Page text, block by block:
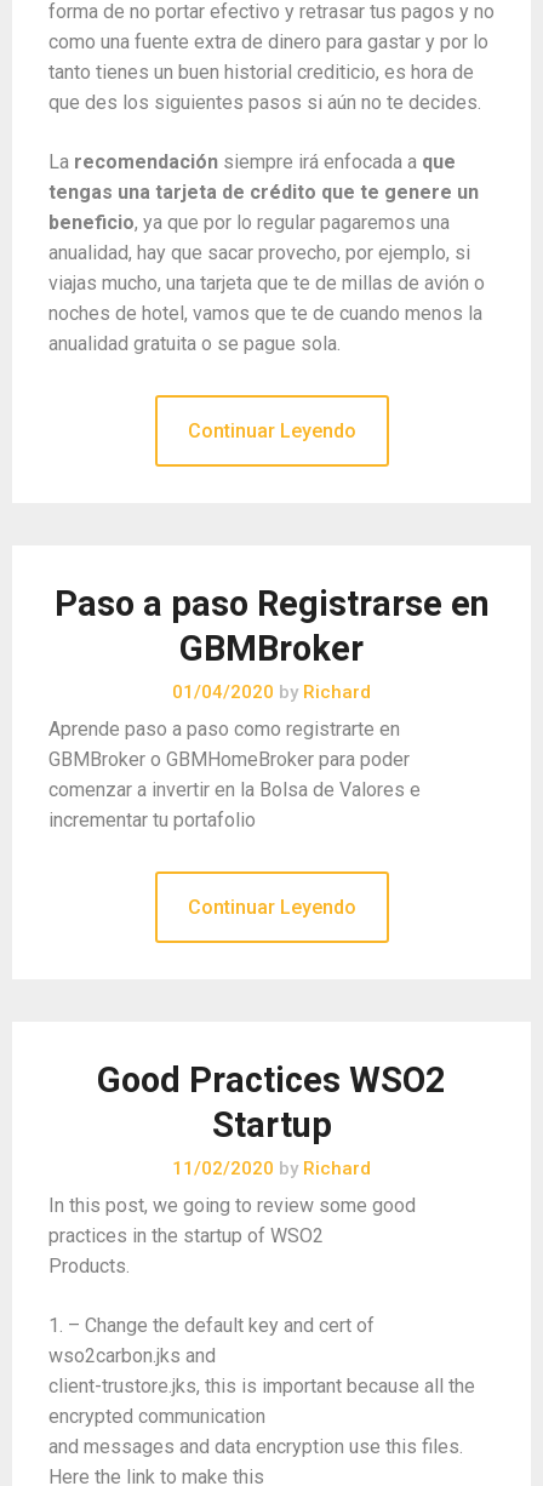
forma de no portar efectivo y retrasar tus pagos y no
como una fuente extra de dinero para gastar y por lo
tanto tienes un buen historial crediticio, es hora de
que des los siguientes pasos si aún no te decides.
La recomendación siempre irá enfocada a que
tengas una tarjeta de crédito que te genere un
beneficio, ya que por lo regular pagaremos una
anualidad, hay que sacar provecho, por ejemplo, si
viajas mucho, una tarjeta que te de millas de avión o
noches de hotel, vamos que te de cuando menos la
anualidad gratuita o se pague sola.
Continuar Leyendo
Paso a paso Registrarse en
GBMBroker
01/04/2020 by Richard
Aprende paso a paso como registrarte en
GBMBroker o GBMHomeBroker para poder
comenzar a invertir en la Bolsa de Valores e
incrementar tu portafolio
Continuar Leyendo
Good Practices WSO2
Startup
11/02/2020 by Richard
In this post, we going to review some good
practices in the startup of WSO2
Products.
1. – Change the default key and cert of
wso2carbon.jks and
client-trustore.jks, this is important because all the
encrypted communication
and messages and data encryption use this files.
Here the link to make this